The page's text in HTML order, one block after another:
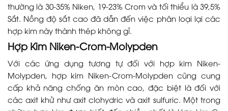
thường là 30-35% Niken, 19-23% Crom và tối thiểu là 39,5%
Sắt. Nồng độ sắt cao đã dẫn đến việc phân loại lại các
hợp kim này thành thép không gỉ.
Hợp Kim Niken-Crom-Molypden
Với các ứng dụng tương tự đối với hợp kim Niken-
Molypden, hợp kim Niken-Crom-Molypden cũng cung
cấp khả năng chống ăn mòn cao, đặc biệt là đối với
các axit khử như axit clohydric và axit sulfuric. Một trong